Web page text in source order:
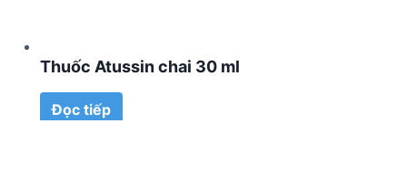
Thuốc Atussin chai 30 ml
Đọc tiếp